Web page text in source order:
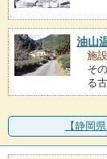
油山
施
そ
る
【静岡